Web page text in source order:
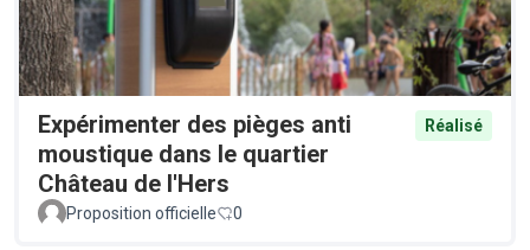
Expérimenter des pièges anti
moustique dans le quartier
Château de l'Hers
Réalisé
Proposition officielle 0